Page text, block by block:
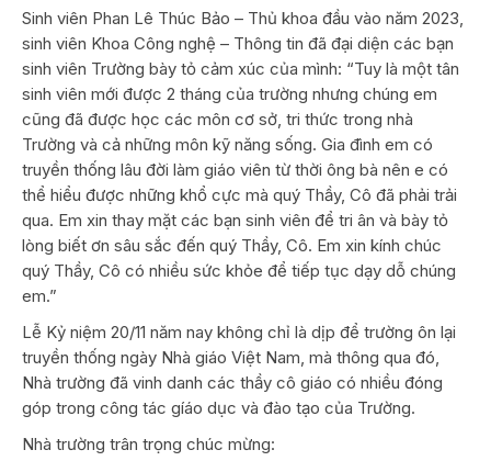
Sinh viên Phan Lê Thúc Bảo – Thủ khoa đầu vào năm 2023,
sinh viên Khoa Công nghệ – Thông tin đã đại diện các bạn
sinh viên Trường bày tỏ cảm xúc của mình: “Tuy là một tân
sinh viên mới được 2 tháng của trường nhưng chúng em
cũng đã được học các môn cơ sở, tri thức trong nhà
Trường và cả những môn kỹ năng sống. Gia đình em có
truyền thống lâu đời làm giáo viên từ thời ông bà nên e có
thể hiểu được những khổ cực mà quý Thầy, Cô đã phải trải
qua. Em xin thay mặt các bạn sinh viên để tri ân và bày tỏ
lòng biết ơn sâu sắc đến quý Thầy, Cô. Em xin kính chúc
quý Thầy, Cô có nhiều sức khỏe để tiếp tục dạy dỗ chúng
em.”
Lễ Kỷ niệm 20/11 năm nay không chỉ là dịp để trường ôn lại
truyền thống ngày Nhà giáo Việt Nam, mà thông qua đó,
Nhà trường đã vinh danh các thầy cô giáo có nhiều đóng
góp trong công tác gíáo dục và đào tạo của Trường.
Nhà trường trân trọng chúc mừng: